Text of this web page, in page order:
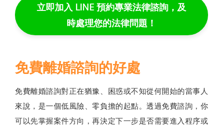
立即加入 LINE 預約專業法律諮詢，及
時處理您的法律問題！
免費離婚諮詢的好處
免費離婚諮詢對正在猶豫、困惑或不知從何開始的當事人
來說，是一個低風險、零負擔的起點。透過免費諮詢，你
可以先掌握案件方向，再決定下一步是否需要進入程序或